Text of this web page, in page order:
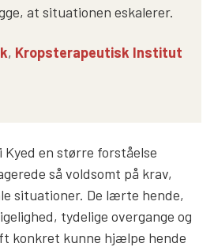
at situationen eskalerer.
, Kropsterapeutisk Institut
en større forståelse
så voldsomt på krav,
situationer. De lærte hende,
tydelige overgange og
konkret kunne hjælpe hende